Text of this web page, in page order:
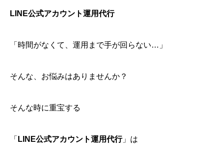
LINE公式アカウント運用代行
「時間がなくて、運用まで手が回らない…」
そんな、お悩みはありませんか？
そんな時に重宝する
「 LINE公式アカウント運用代行」は